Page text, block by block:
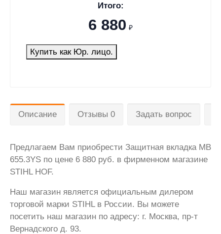
Итого:
6 880 ₽
Купить как Юр. лицо.
Описание Отзывы 0 Задать вопрос
Предлагаем Вам приобрести Защитная вкладка MB
655.3YS по цене 6 880 руб. в фирменном магазине
STIHL HOF.
Наш магазин является официальным дилером
торговой марки STIHL в России. Вы можете
посетить наш магазин по адресу: г. Москва, пр-т
Вернадского д. 93.